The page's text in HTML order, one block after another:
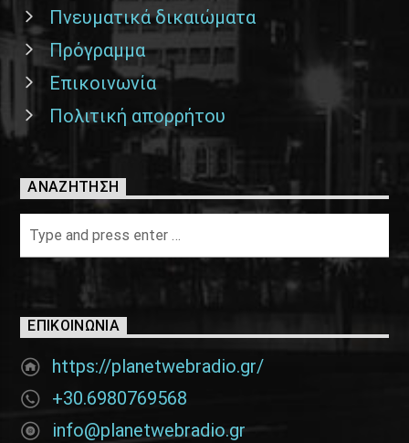
Πνευματικά δικαιώματα
Πρόγραμμα
Επικοινωνία
Πολιτική απορρήτου
ΑΝΑΖΉΤΗΣΗ
ΕΠΙΚΟΙΝΩΝΊΑ
https://planetwebradio.gr/
+30.6980769568
info@planetwebradio.gr